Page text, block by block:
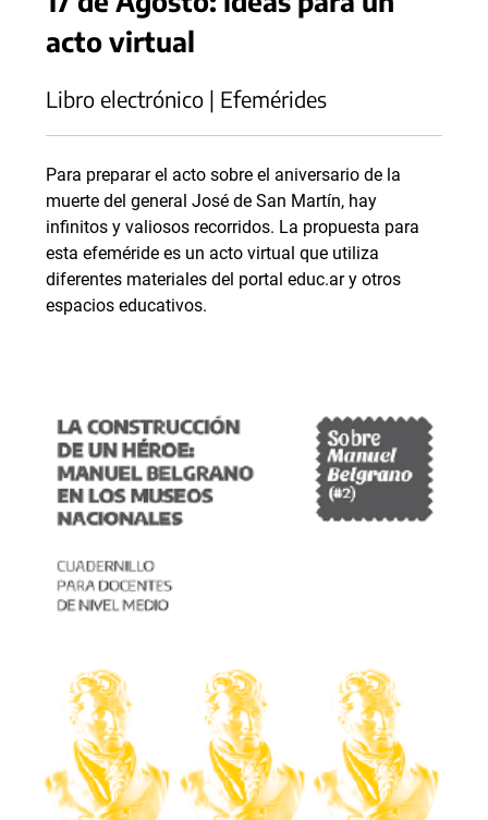
acto virtual
Libro electrónico | Efemérides
Para preparar el acto sobre el aniversario de la
muerte del general José de San Martín, hay
infinitos y valiosos recorridos. La propuesta para
esta efeméride es un acto virtual que utiliza
diferentes materiales del portal educ.ar y otros
espacios educativos.